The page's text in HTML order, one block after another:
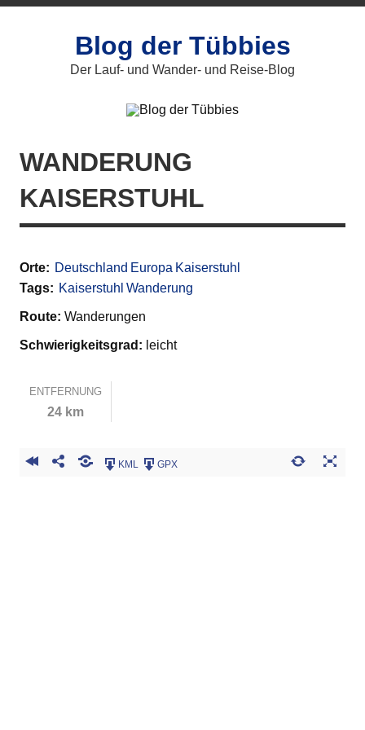
Blog der Tübbies
Der Lauf- und Wander- und Reise-Blog
WANDERUNG
KAISERSTUHL
Orte: Deutschland Europa Kaiserstuhl
Tags: Kaiserstuhl Wanderung
Route: Wanderungen
Schwierigkeitsgrad: leicht
ENTFERNUNG
24 km
KML GPX